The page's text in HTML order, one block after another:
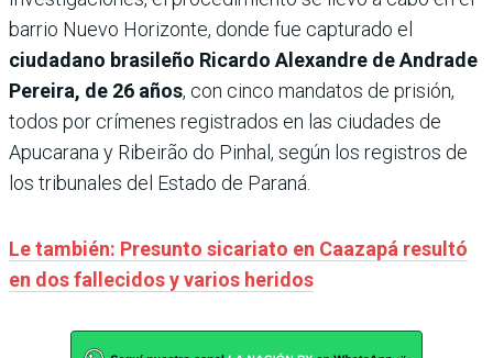
barrio Nuevo Horizonte, donde fue capturado el
ciudadano brasileño Ricardo Alexandre de Andrade
Pereira, de 26 años, con cinco mandatos de prisión,
todos por crímenes registrados en las ciudades de
Apucarana y Ribeirão do Pinhal, según los registros de
los tribunales del Estado de Paraná.
Le también: Presunto sicariato en Caazapá resultó
en dos fallecidos y varios heridos